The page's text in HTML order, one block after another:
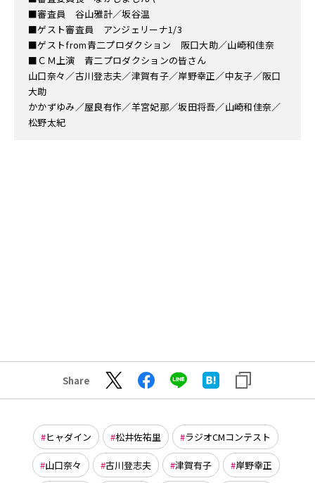
■審査員 谷山雅計／坂谷温
■ゲスト審査員 アンジェリーナ1/3
■ゲストfrom青二プロダクション 阪口大助／山崎和佳奈
■ＣＭ上演 青二プロダクションの皆さん
山口奈々／古川登志夫／津賀有子／岸野幸正／中友子／阪口
大助
かかずゆみ／屋良有作／羊宮妃那／坂田将吾／山崎和佳奈／
松野太紀
Share
ヒャダイン 松井佐祐里 ラジオCMコンテスト
山口奈々 古川登志夫 津賀有子 岸野幸正